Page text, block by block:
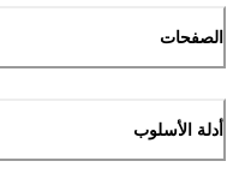
الصفحات
أدلة الأسلوب